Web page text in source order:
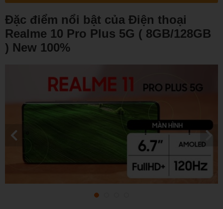
Đặc điểm nổi bật của Điện thoại
Realme 10 Pro Plus 5G ( 8GB/128GB
) New 100%